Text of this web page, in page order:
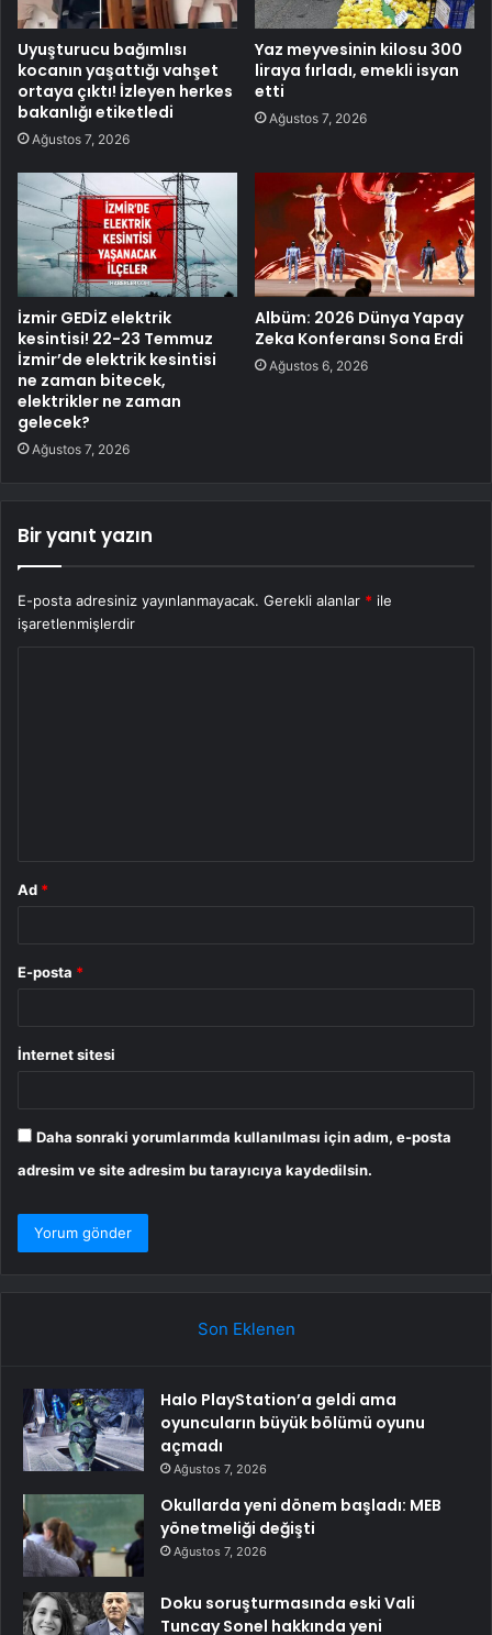
Uyuşturucu bağımlısı
kocanın yaşattığı vahşet
ortaya çıktı! İzleyen herkes
bakanlığı etiketledi
Ağustos 7, 2026
Yaz meyvesinin kilosu 300
liraya fırladı, emekli isyan
etti
Ağustos 7, 2026
İzmir GEDİZ elektrik
kesintisi! 22-23 Temmuz
İzmir’de elektrik kesintisi
ne zaman bitecek,
elektrikler ne zaman
gelecek?
Ağustos 7, 2026
Albüm: 2026 Dünya Yapay
Zeka Konferansı Sona Erdi
Ağustos 6, 2026
Bir yanıt yazın
E-posta adresiniz yayınlanmayacak. Gerekli alanlar * ile
işaretlenmişlerdir
Ad *
E-posta *
İnternet sitesi
Daha sonraki yorumlarımda kullanılması için adım, e-posta
adresim ve site adresim bu tarayıcıya kaydedilsin.
Son Eklenen
Halo PlayStation’a geldi ama
oyuncuların büyük bölümü oyunu
açmadı
Ağustos 7, 2026
Okullarda yeni dönem başladı: MEB
yönetmeliği değişti
Ağustos 7, 2026
Doku soruşturmasında eski Vali
Tuncay Sonel hakkında yeni